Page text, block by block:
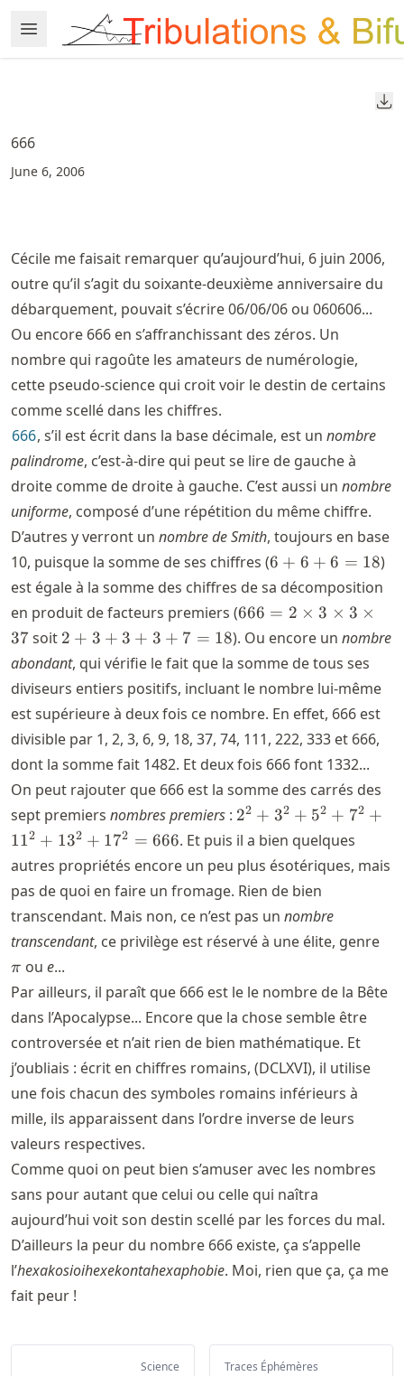
to
article
to
content
Open Menu
Made with MyST
666
June 6, 2006
Cécile me faisait remarquer qu’aujourd’hui, 6 juin 2006,
outre qu’il s’agit du soixante-deuxième anniversaire du
débarquement, pouvait s’écrire 06/06/06 ou 060606...
Ou encore 666 en s’affranchissant des zéros. Un
nombre qui ragoûte les amateurs de numérologie,
cette pseudo-science qui croit voir le destin de certains
comme scellé dans les chiffres.
666, s’il est écrit dans la base décimale, est un nombre
palindrome, c’est-à-dire qui peut se lire de gauche à
droite comme de droite à gauche. C’est aussi un nombre
uniforme, composé d’une répétition du même chiffre.
D’autres y verront un nombre de Smith, toujours en base
10, puisque la somme de ses chiffres (6+6+6
= 18
6 + 6 + 6 = 18)
est égale à la somme des chiffres de sa décomposition
en produit de facteurs premiers (666 =
2
3
\times
3
\times
37
666 = 2 × 3 × 3 ×
37soit 2+3+3+3+7
= 18
2 + 3 + 3 + 3 + 7 = 18). Ou encore unnombre
abondant, qui vérifie le fait que la somme de tous ses
diviseurs entiers positifs, incluant le nombre lui-même
est supérieure à deux fois ce nombre. En effet, 666 est
divisible par 1, 2, 3, 6, 9, 18, 37, 74, 111, 222, 333 et 666,
dont la somme fait 1482. Et deux fois 666 font 1332...
On peut rajouter que 666 est la somme des carrés des
sept premiers nombres premiers :
= 666
22 + 32 + 52 + 72 +
112 + 132 + 172 = 666. Et puis il a bien quelques
autres propriétés encore un peu plus ésotériques, mais
pas de quoi en faire un fromage. Rien de bien
transcendant. Mais non, ce n’est pas un nombre
transcendant, ce privilège est réservé à une élite, genre
π ou e...
Par ailleurs, il paraît que 666 est le le nombre de la Bête
dans l’Apocalypse... Encore que la chose semble être
controversée et n’ait rien de bien mathématique. Et
j’oubliais : écrit en chiffres romains, (DCLXVI), il utilise
une fois chacun des symboles romains inférieurs à
mille, ils apparaissent dans l’ordre inverse de leurs
valeurs respectives.
Comme quoi on peut bien s’amuser avec les nombres
sans pour autant que celui ou celle qui naîtra
aujourd’hui voit son destin scellé par les forces du mal.
D’ailleurs la peur du nombre 666 existe, ça s’appelle
l’hexakosioihexekontahexaphobie. Moi, rien que ça, ça me
fait peur !
Science Traces Éphémères